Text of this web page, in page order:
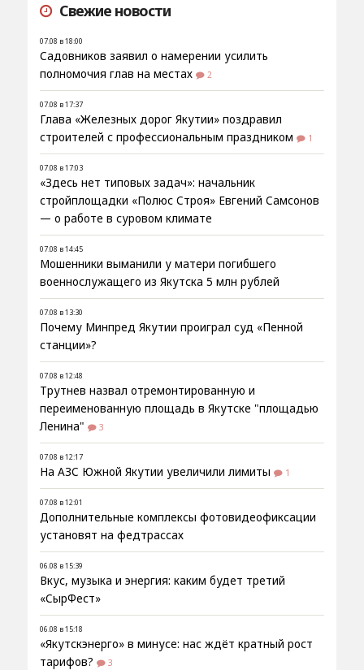
Свежие новости
07.08 в 18:00
Садовников заявил о намерении усилить
полномочия глав на местах
2
07.08 в 17:37
Глава «Железных дорог Якутии» поздравил
строителей с профессиональным праздником
1
07.08 в 17:03
«Здесь нет типовых задач»: начальник
стройплощадки «Полюс Строя» Евгений Самсонов
— о работе в суровом климате
07.08 в 14:45
Мошенники выманили у матери погибшего
военнослужащего из Якутска 5 млн рублей
07.08 в 13:30
Почему Минпред Якутии проиграл суд «Пенной
станции»?
07.08 в 12:48
Трутнев назвал отремонтированную и
переименованную площадь в Якутске "площадью
Ленина"
3
07.08 в 12:17
На АЗС Южной Якутии увеличили лимиты 1
07.08 в 12:01
Дополнительные комплексы фотовидеофиксации
установят на федтрассах
06.08 в 15:39
Вкус, музыка и энергия: каким будет третий
«СырФест»
06.08 в 15:18
«Якутскэнерго» в минусе: нас ждёт кратный рост
тарифов?
3